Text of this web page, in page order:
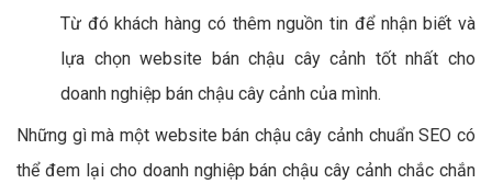
Từ đó khách hàng có thêm nguồn tin để nhận biết và
lựa chọn website bán chậu cây cảnh tốt nhất cho
doanh nghiệp bán chậu cây cảnh của mình.
Những gì mà một website bán chậu cây cảnh chuẩn SEO có
thể đem lại cho doanh nghiệp bán chậu cây cảnh chắc chắn